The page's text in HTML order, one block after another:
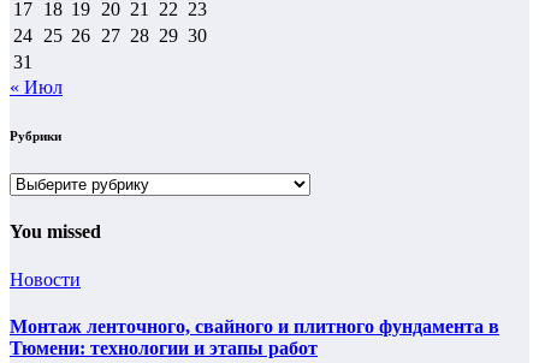
17 18 19 20 21 22 23
24 25 26 27 28 29 30
31
« Июл
Рубрики
Рубрики
You missed
Новости
Монтаж ленточного, свайного и плитного фундамента в
Тюмени: технологии и этапы работ